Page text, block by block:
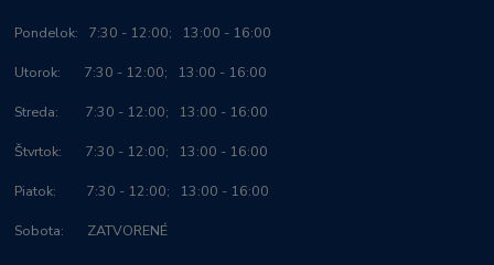
Pondelok: 7:30 - 12:00; 13:00 - 16:00
Utorok: 7:30 - 12:00; 13:00 - 16:00
Streda: 7:30 - 12:00; 13:00 - 16:00
Štvrtok: 7:30 - 12:00; 13:00 - 16:00
Piatok: 7:30 - 12:00; 13:00 - 16:00
Sobota: ZATVORENÉ